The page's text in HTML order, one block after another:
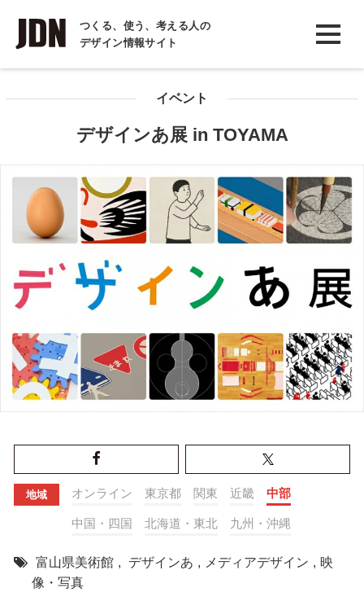
つくる、使う、考える人の
デザイン情報サイト
INTERVIEW
インタビュー
コラム
イベント
デザインあ展 in TOYAMA
地域 オンライン 東京都 関東 近畿 中部
中国・四国 北海道・東北 九州・沖縄
富山県美術館 , デザインあ , メディアデザイン , 映
像・写真